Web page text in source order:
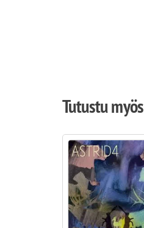
Tutustu myös